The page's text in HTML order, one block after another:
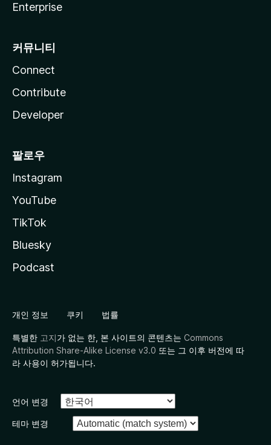
Enterprise
커뮤니티
Connect
Contribute
Developer
팔로우
Instagram
YouTube
TikTok
Bluesky
Podcast
개인 정보 쿠키 법률
특별한 고지가 없는 한, 본 사이트의 콘텐츠는 Commons
Attribution Share-Alike License v3.0 또는 그 이후 버전에 따
라 사용이 허가됩니다.
언어 변경
테마 변경